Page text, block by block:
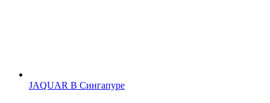
JAQUAR В Сингапуре